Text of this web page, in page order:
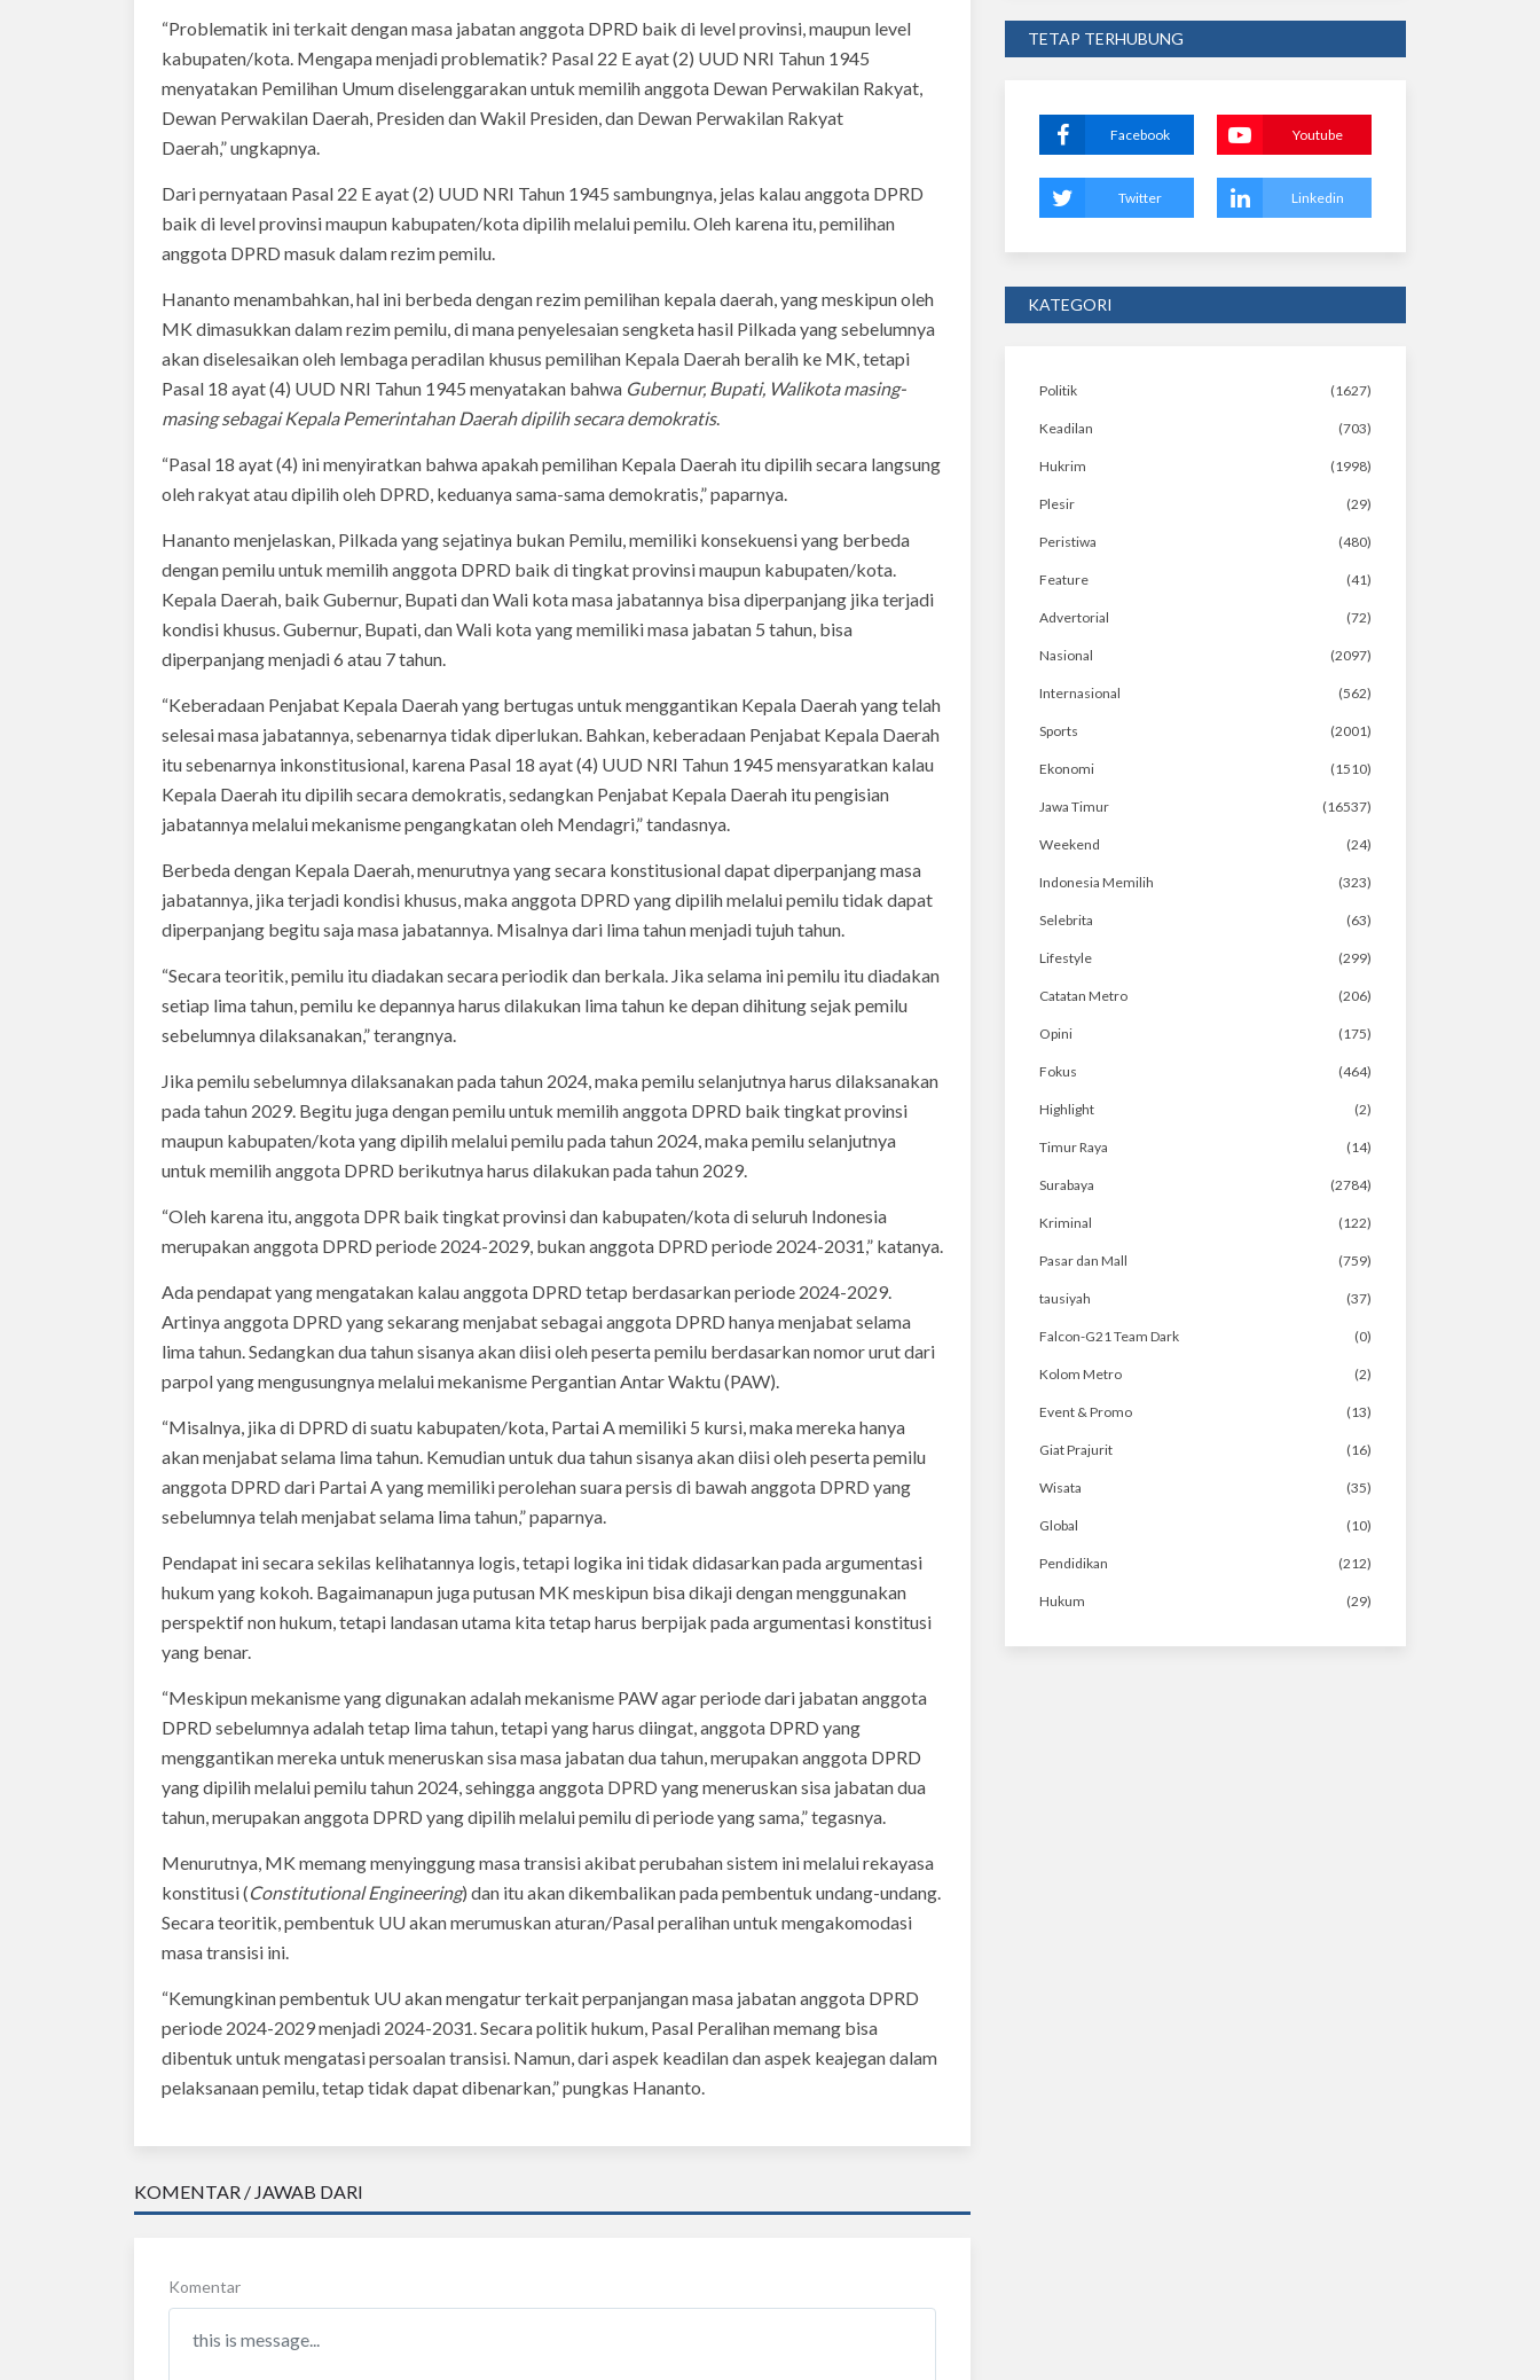
“Problematik ini terkait dengan masa jabatan anggota DPRD baik di level provinsi, maupun level
kabupaten/kota. Mengapa menjadi problematik? Pasal 22 E ayat (2) UUD NRI Tahun 1945
menyatakan Pemilihan Umum diselenggarakan untuk memilih anggota Dewan Perwakilan Rakyat,
Dewan Perwakilan Daerah, Presiden dan Wakil Presiden, dan Dewan Perwakilan Rakyat
Daerah,” ungkapnya.
Dari pernyataan Pasal 22 E ayat (2) UUD NRI Tahun 1945 sambungnya, jelas kalau anggota DPRD
baik di level provinsi maupun kabupaten/kota dipilih melalui pemilu. Oleh karena itu, pemilihan
anggota DPRD masuk dalam rezim pemilu.
Hananto menambahkan, hal ini berbeda dengan rezim pemilihan kepala daerah, yang meskipun oleh
MK dimasukkan dalam rezim pemilu, di mana penyelesaian sengketa hasil Pilkada yang sebelumnya
akan diselesaikan oleh lembaga peradilan khusus pemilihan Kepala Daerah beralih ke MK, tetapi
Pasal 18 ayat (4) UUD NRI Tahun 1945 menyatakan bahwa Gubernur, Bupati, Walikota masing-
masing sebagai Kepala Pemerintahan Daerah dipilih secara demokratis.
“Pasal 18 ayat (4) ini menyiratkan bahwa apakah pemilihan Kepala Daerah itu dipilih secara langsung
oleh rakyat atau dipilih oleh DPRD, keduanya sama-sama demokratis,” paparnya.
Hananto menjelaskan, Pilkada yang sejatinya bukan Pemilu, memiliki konsekuensi yang berbeda
dengan pemilu untuk memilih anggota DPRD baik di tingkat provinsi maupun kabupaten/kota.
Kepala Daerah, baik Gubernur, Bupati dan Wali kota masa jabatannya bisa diperpanjang jika terjadi
kondisi khusus. Gubernur, Bupati, dan Wali kota yang memiliki masa jabatan 5 tahun, bisa
diperpanjang menjadi 6 atau 7 tahun.
“Keberadaan Penjabat Kepala Daerah yang bertugas untuk menggantikan Kepala Daerah yang telah
selesai masa jabatannya, sebenarnya tidak diperlukan. Bahkan, keberadaan Penjabat Kepala Daerah
itu sebenarnya inkonstitusional, karena Pasal 18 ayat (4) UUD NRI Tahun 1945 mensyaratkan kalau
Kepala Daerah itu dipilih secara demokratis, sedangkan Penjabat Kepala Daerah itu pengisian
jabatannya melalui mekanisme pengangkatan oleh Mendagri,” tandasnya.
Berbeda dengan Kepala Daerah, menurutnya yang secara konstitusional dapat diperpanjang masa
jabatannya, jika terjadi kondisi khusus, maka anggota DPRD yang dipilih melalui pemilu tidak dapat
diperpanjang begitu saja masa jabatannya. Misalnya dari lima tahun menjadi tujuh tahun.
“Secara teoritik, pemilu itu diadakan secara periodik dan berkala. Jika selama ini pemilu itu diadakan
setiap lima tahun, pemilu ke depannya harus dilakukan lima tahun ke depan dihitung sejak pemilu
sebelumnya dilaksanakan,” terangnya.
Jika pemilu sebelumnya dilaksanakan pada tahun 2024, maka pemilu selanjutnya harus dilaksanakan
pada tahun 2029. Begitu juga dengan pemilu untuk memilih anggota DPRD baik tingkat provinsi
maupun kabupaten/kota yang dipilih melalui pemilu pada tahun 2024, maka pemilu selanjutnya
untuk memilih anggota DPRD berikutnya harus dilakukan pada tahun 2029.
“Oleh karena itu, anggota DPR baik tingkat provinsi dan kabupaten/kota di seluruh Indonesia
merupakan anggota DPRD periode 2024-2029, bukan anggota DPRD periode 2024-2031,” katanya.
Ada pendapat yang mengatakan kalau anggota DPRD tetap berdasarkan periode 2024-2029.
Artinya anggota DPRD yang sekarang menjabat sebagai anggota DPRD hanya menjabat selama
lima tahun. Sedangkan dua tahun sisanya akan diisi oleh peserta pemilu berdasarkan nomor urut dari
parpol yang mengusungnya melalui mekanisme Pergantian Antar Waktu (PAW).
“Misalnya, jika di DPRD di suatu kabupaten/kota, Partai A memiliki 5 kursi, maka mereka hanya
akan menjabat selama lima tahun. Kemudian untuk dua tahun sisanya akan diisi oleh peserta pemilu
anggota DPRD dari Partai A yang memiliki perolehan suara persis di bawah anggota DPRD yang
sebelumnya telah menjabat selama lima tahun,” paparnya.
Pendapat ini secara sekilas kelihatannya logis, tetapi logika ini tidak didasarkan pada argumentasi
hukum yang kokoh. Bagaimanapun juga putusan MK meskipun bisa dikaji dengan menggunakan
perspektif non hukum, tetapi landasan utama kita tetap harus berpijak pada argumentasi konstitusi
yang benar.
“Meskipun mekanisme yang digunakan adalah mekanisme PAW agar periode dari jabatan anggota
DPRD sebelumnya adalah tetap lima tahun, tetapi yang harus diingat, anggota DPRD yang
menggantikan mereka untuk meneruskan sisa masa jabatan dua tahun, merupakan anggota DPRD
yang dipilih melalui pemilu tahun 2024, sehingga anggota DPRD yang meneruskan sisa jabatan dua
tahun, merupakan anggota DPRD yang dipilih melalui pemilu di periode yang sama,” tegasnya.
Menurutnya, MK memang menyinggung masa transisi akibat perubahan sistem ini melalui rekayasa
konstitusi (Constitutional Engineering) dan itu akan dikembalikan pada pembentuk undang-undang.
Secara teoritik, pembentuk UU akan merumuskan aturan/Pasal peralihan untuk mengakomodasi
masa transisi ini.
“Kemungkinan pembentuk UU akan mengatur terkait perpanjangan masa jabatan anggota DPRD
periode 2024-2029 menjadi 2024-2031. Secara politik hukum, Pasal Peralihan memang bisa
dibentuk untuk mengatasi persoalan transisi. Namun, dari aspek keadilan dan aspek keajegan dalam
pelaksanaan pemilu, tetap tidak dapat dibenarkan,” pungkas Hananto.
KOMENTAR / JAWAB DARI
Komentar
TETAP TERHUBUNG
Facebook Youtube
Twitter Linkedin
KATEGORI
Politik (1627)
Keadilan (703)
Hukrim (1998)
Plesir (29)
Peristiwa (480)
Feature (41)
Advertorial (72)
Nasional (2097)
Internasional (562)
Sports (2001)
Ekonomi (1510)
Jawa Timur (16537)
Weekend (24)
Indonesia Memilih (323)
Selebrita (63)
Lifestyle (299)
Catatan Metro (206)
Opini (175)
Fokus (464)
Highlight (2)
Timur Raya (14)
Surabaya (2784)
Kriminal (122)
Pasar dan Mall (759)
tausiyah (37)
Falcon-G21 Team Dark (0)
Kolom Metro (2)
Event & Promo (13)
Giat Prajurit (16)
Wisata (35)
Global (10)
Pendidikan (212)
Hukum (29)